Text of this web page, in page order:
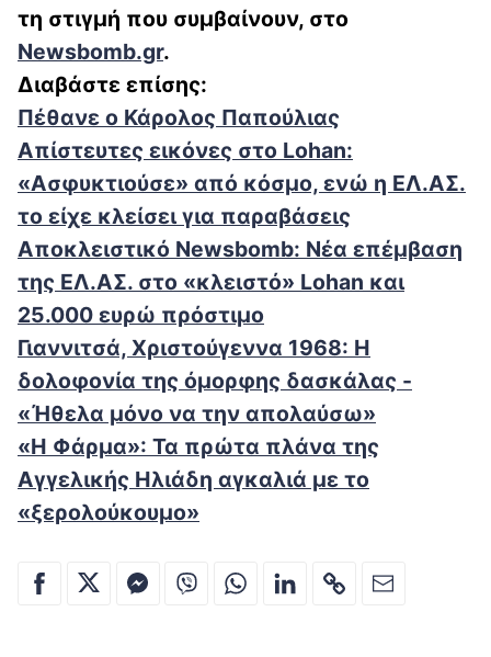
τη στιγμή που συμβαίνουν, στο
Newsbomb.gr.
Διαβάστε επίσης:
Πέθανε ο Κάρολος Παπούλιας
Απίστευτες εικόνες στο Lohan:
«Ασφυκτιούσε» από κόσμο, ενώ η ΕΛ.ΑΣ.
το είχε κλείσει για παραβάσεις
Αποκλειστικό Newsbomb: Νέα επέμβαση
της ΕΛ.ΑΣ. στο «κλειστό» Lohan και
25.000 ευρώ πρόστιμο
Γιαννιτσά, Χριστούγεννα 1968: Η
δολοφονία της όμορφης δασκάλας -
«Ήθελα μόνο να την απολαύσω»
«Η Φάρμα»: Τα πρώτα πλάνα της
Αγγελικής Ηλιάδη αγκαλιά με το
«ξερολούκουμο»